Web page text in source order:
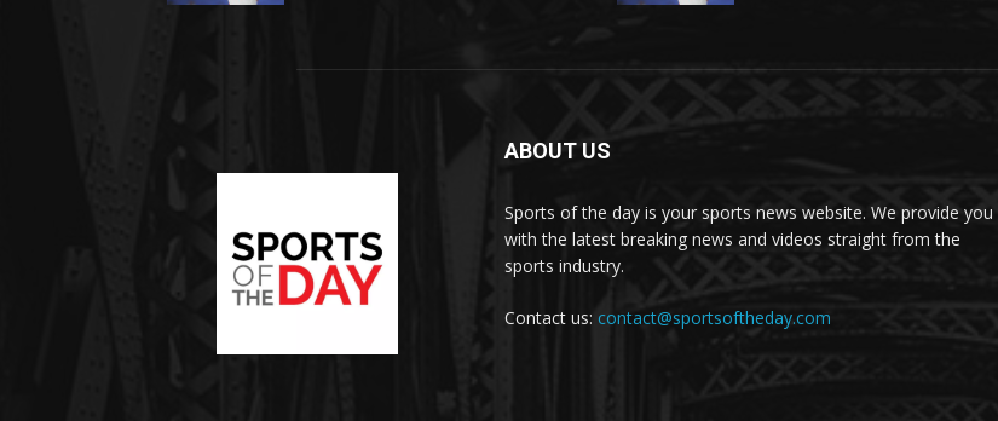
ABOUT US
Sports of the day is your sports news website. We provide you
with the latest breaking news and videos straight from the
sports industry.
Contact us: contact@sportsoftheday.com